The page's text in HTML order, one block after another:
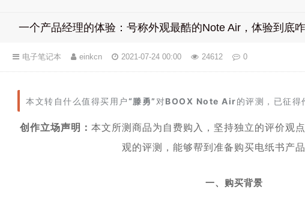
一个产品经理的体验：号称外观最酷的Note Air，体验到底
电子笔记本 einkcn 2021-07-24 00:00 24612 0
本文转自什么值得买用户“滕勇” 对BOOX Note Air的评测，已征得
创作立场声明： 本文所测商品为自费购入，坚持独立的评价观
观的评测，能够帮到准备购买电纸书产品
一、购买背景